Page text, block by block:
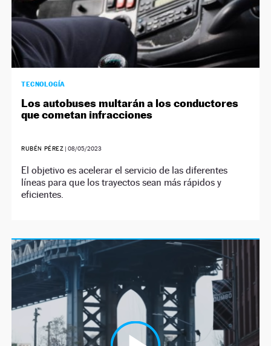
TECNOLOGÍA
Los autobuses multarán a los conductores
que cometan infracciones
RUBÉN PÉREZ |08/05/2023
El objetivo es acelerar el servicio de las diferentes
líneas para que los trayectos sean más rápidos y
eficientes.